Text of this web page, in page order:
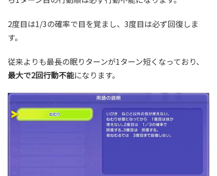
2度目は1/3の確率で目を覚まし、3度目は必ず回復しま
す。
従来よりも最長の眠りターンが1ターン短くなっており、
最大で2回行動不能になります。